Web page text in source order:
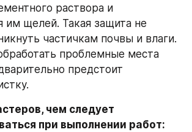
раствора и
им щелей. Такая защита не
частичкам почвы и влаги.
проблемные места
предстоит
чем следует
при выполнении работ: